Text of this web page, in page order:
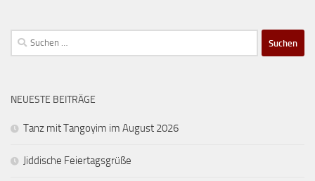
Suchen
nach:
NEUESTE BEITRÄGE
Tanz mit Tangoyim im August 2026
Jiddische Feiertagsgrüße